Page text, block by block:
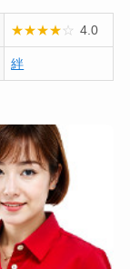
★★★★☆ 4.0
絆